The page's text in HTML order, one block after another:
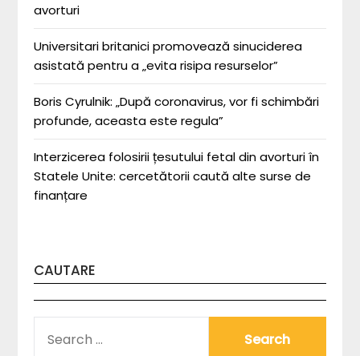
avorturi
Universitari britanici promovează sinuciderea
asistată pentru a „evita risipa resurselor”
Boris Cyrulnik: „După coronavirus, vor fi schimbări
profunde, aceasta este regula”
Interzicerea folosirii țesutului fetal din avorturi în
Statele Unite: cercetătorii caută alte surse de
finanțare
CAUTARE
FOR: